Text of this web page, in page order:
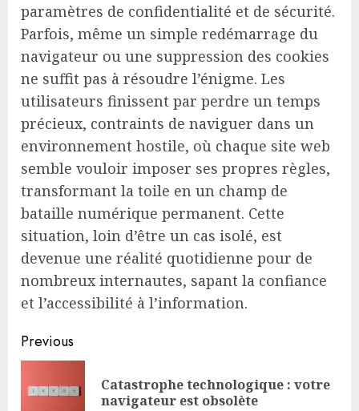
paramètres de confidentialité et de sécurité.
Parfois, même un simple redémarrage du
navigateur ou une suppression des cookies
ne suffit pas à résoudre l’énigme. Les
utilisateurs finissent par perdre un temps
précieux, contraints de naviguer dans un
environnement hostile, où chaque site web
semble vouloir imposer ses propres règles,
transformant la toile en un champ de
bataille numérique permanent. Cette
situation, loin d’être un cas isolé, est
devenue une réalité quotidienne pour de
nombreux internautes, sapant la confiance
et l’accessibilité à l’information.
Continue
Reading
Previous
Catastrophe technologique : votre
navigateur est obsolète